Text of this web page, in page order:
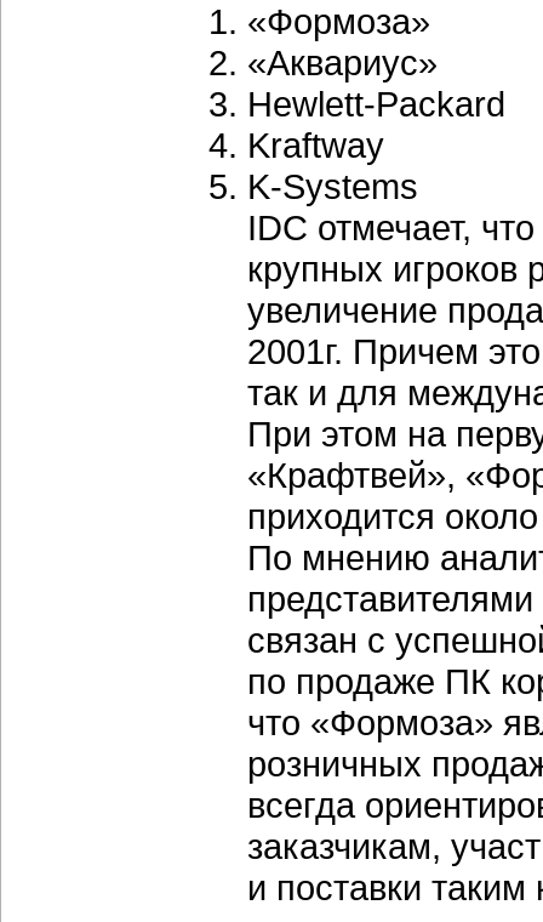
«Формоза»
«Аквариус»
Hewlett-Packard
Kraftway
K-Systems
IDC отмечает,
крупных игроков
увеличение
2001г. Причем
так и для
При этом на
«Крафтвей»,
приходится
По мнению
связан с
по продаже ПК
что «Формоза»
розничных
всегда
заказчикам,
и поставки